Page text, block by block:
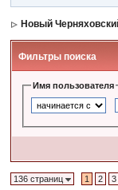
Новый
Фильтры поиска
Имя пользователя
136 страниц 1 2 3